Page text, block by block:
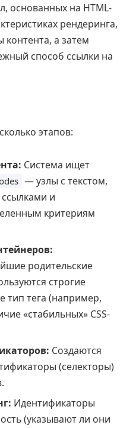
основанных на HTML-
рендеринга,
а затем
способ ссылки на
этапов:
Система ищет
— узлы с текстом,
и
критериям
родительские
строгие
тип тега (например,
«стабильных» CSS-
Создаются
(селекторы)
Идентификаторы
(указывают ли они